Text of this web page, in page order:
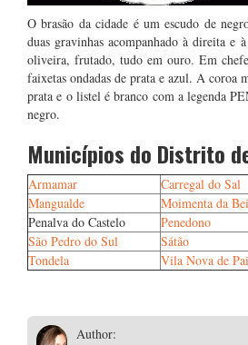
O brasão da cidade é um escudo de
duas gravinhas acompanhado à direita e
oliveira, frutado, tudo em ouro. Em
faixetas ondadas de prata e azul. A coroa
prata e o listel é branco com a legenda
negro.
Municípios do Distrito
Armamar Carregal do Sal
Mangualde
Moimenta da
Penalva do Castelo
Penedono
São Pedro do Sul
Sátão
Tondela
Vila Nova de
Author: